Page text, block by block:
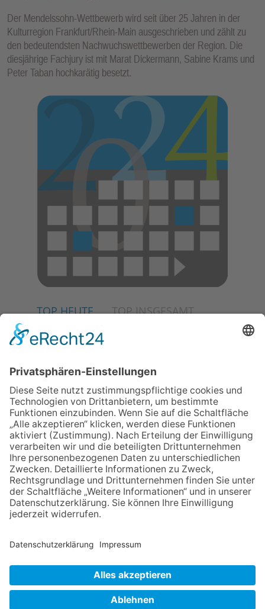
Der Mendelssohn-Wettbewerb wird seit über 25 Jahren in der
Kulturregion Frankfurt/Rhein-Main ausgeschrieben und zählt zu
den bedeutendsten Nachwuchswettbewerben der Region. Die
diesjährige Fachjury ist mit Marat Dickermann, Sabine Krams und
Peter Taban hochkarätig besetzt.
TOP HEUTE TOP INSGESAMT
30.07.2026
23.07.2026
RP hört Öffentlichkeit zu
Änderungen bei U2-
Verlängerung an
28.05.2026
Elf kostenlose Online-
Workshops für Frauen
25.06.2026
Mendelssohn Tage werfen ihre
Schatten voraus
23.07.2026
Zwischen Fachwerk, Wein und
Sommerabend: Der Rettershof
lädt wieder zum Weinfest ein
NACH OBEN
Datenschutz Netiquette FAQ